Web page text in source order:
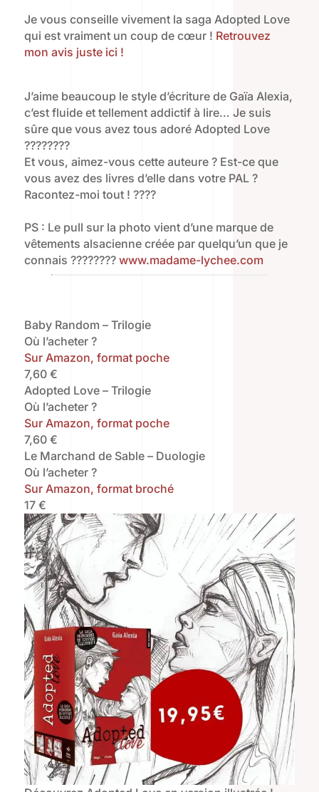
Je vous conseille vivement la saga Adopted Love
qui est vraiment un coup de cœur ! Retrouvez
mon avis juste ici !
J’aime beaucoup le style d’écriture de Gaïa Alexia,
c’est fluide et tellement addictif à lire… Je suis
sûre que vous avez tous adoré Adopted Love
????????
Et vous, aimez-vous cette auteure ? Est-ce que
vous avez des livres d’elle dans votre PAL ?
Racontez-moi tout ! ????
PS : Le pull sur la photo vient d’une marque de
vêtements alsacienne créée par quelqu’un que je
connais ???????? www.madame-lychee.com
Baby Random – Trilogie
Où l’acheter ?
Sur Amazon, format poche
7,60 €
Adopted Love – Trilogie
Où l’acheter ?
Sur Amazon, format poche
7,60 €
Le Marchand de Sable – Duologie
Où l’acheter ?
Sur Amazon, format broché
17 €